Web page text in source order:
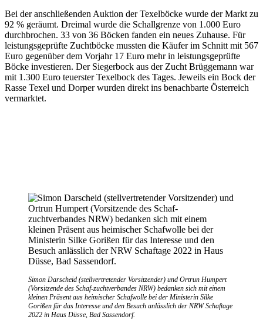
Bei der anschließenden Auktion der Texelböcke wurde der Markt zu
92 % geräumt. Dreimal wurde die Schallgrenze von 1.000 Euro
durchbrochen. 33 von 36 Böcken fanden ein neues Zuhause. Für
leistungsgeprüfte Zuchtböcke mussten die Käufer im Schnitt mit 567
Euro gegenüber dem Vorjahr 17 Euro mehr in leistungsgeprüfte
Böcke investieren. Der Siegerbock aus der Zucht Brüggemann war
mit 1.300 Euro teuerster Texelbock des Tages. Jeweils ein Bock der
Rasse Texel und Dorper wurden direkt ins benachbarte Österreich
vermarktet.
Simon Darscheid (stellvertretender Vorsitzender) und Ortrun Humpert
(Vorsitzende des Schaf-zuchtverbandes NRW) bedanken sich mit einem
kleinen Präsent aus heimischer Schafwolle bei der Ministerin Silke
Gorißen für das Interesse und den Besuch anlässlich der NRW Schaftage
2022 in Haus Düsse, Bad Sassendorf.